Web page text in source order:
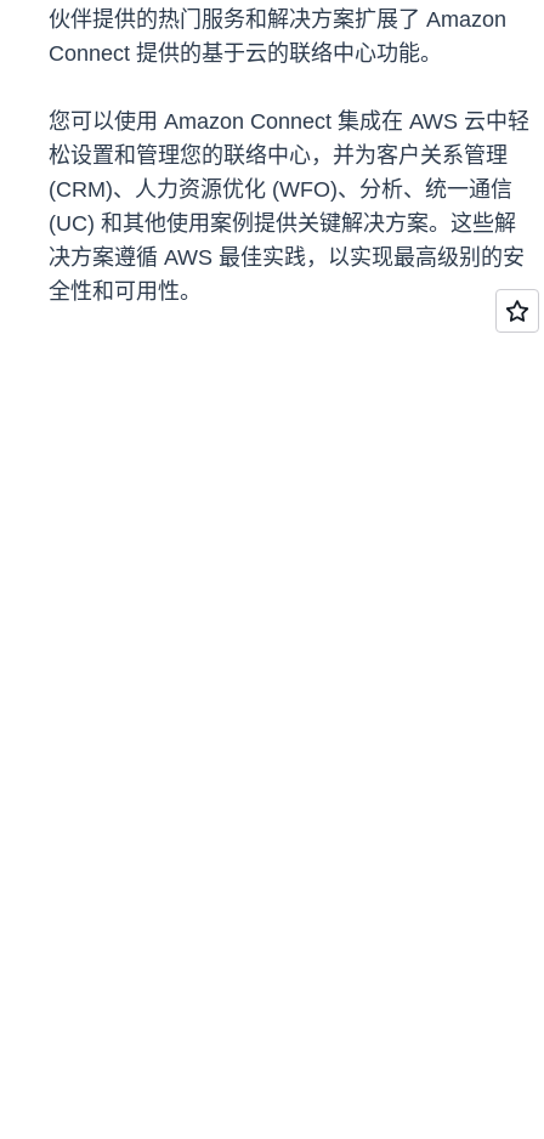
伙伴提供的热门服务和解决方案扩展了 Amazon
Connect 提供的基于云的联络中心功能。
您可以使用 Amazon Connect 集成在 AWS 云中轻
松设置和管理您的联络中心，并为客户关系管理
(CRM)、人力资源优化 (WFO)、分析、统一通信
(UC) 和其他使用案例提供关键解决方案。这些解
决方案遵循 AWS 最佳实践，以实现最高级别的安
全性和可用性。